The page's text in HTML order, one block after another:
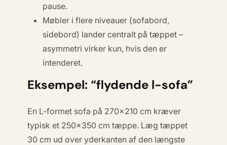
pause.
Møbler i flere niveauer (sofabord,
sidebord) lander centralt på tæppet –
asymmetri virker kun, hvis den er
intenderet.
Eksempel: “flydende l-sofa”
En L-formet sofa på 270×210 cm kræver
typisk et 250×350 cm tæppe. Læg tæppet
30 cm ud over yderkanten af den længste